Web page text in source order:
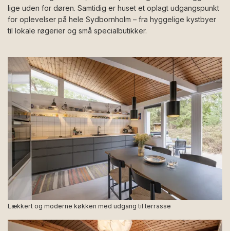
lige uden for døren. Samtidig er huset et oplagt udgangspunkt
for oplevelser på hele Sydbornholm – fra hyggelige kystbyer
til lokale røgerier og små specialbutikker.
Lækkert og moderne køkken med udgang til terrasse